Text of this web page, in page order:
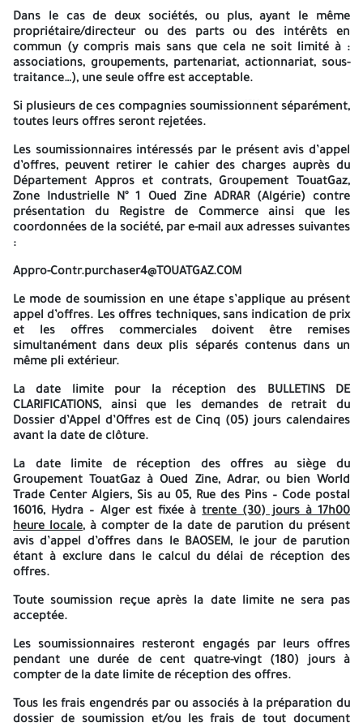
soumission et/ou les frais de tout document additionnel qui
serait éventuellement demandé dans ce cadre par le
Groupement TouatGaz restent à la charge exclusive du
soumissionnaire. La langue contractuelle est le Français. A -=-=-=-
4514
AVIS D’APPEL D’OFFRES NATIONAL ET INTERNATIONAL RESTREINT
Réf. TEC-25-012
Le Groupement TouatGaz, association entre Sonatrach et E&E
ALGERIA Touat BV, dont le siège social est situé à : Groupement
TouatGaz Zone Industrielle N° 1 OUED ZINE ADRAR (Algérie), lance
un appel d’offres à la concurrence nationale ouvert pour :
POUR LE GROUPEMENT TOUATGAZ A OUED ZINE – ADRAR’
TouatGaz, organe conjoint entre les compagnies Sonatrach et
E&E Algeria Touat BV est en charge du développement et de
l’exploitation de neuf champs de gaz situés dans le sud-ouest
Algérien.
Dans le cas de deux sociétés, ou plus, ayant le même
propriétaire/directeur ou des parts ou des intérêts en commun
(y compris mais sans que cela ne soit limité à : associations,
groupements, partenariat, actionnariat, sous-traitance…), une
Si plusieurs de ces compagnies soumissionnent séparément,
toutes leurs offres seront rejetées.
Les soumissionnaires intéressés par le présent avis d’appel
d’offres, peuvent retirer le cahier des charges auprès du
Département Appros et contrats, Groupement TouatGaz, Zone
Industrielle N° 1 Oued Zine ADRAR (Algérie) contre présentation
du Registre de Commerce ainsi que les coordonnées de la
Appro-Contr.purchaser4@TOUATGAZ.COM
Le mode de soumission en une étape s’applique au présent appel
d’offres. Les offres techniques, sans indication de prix et les
offres commerciales doivent être remises simultanément dans
deux plis séparés contenus dans un même pli extérieur.
La date limite pour la réception des BULLETINS DE
4514
Dans le cas de deux sociétés, ou plus, ayant le même
propriétaire/directeur ou des parts ou des intérêts en
commun (y compris mais sans que cela ne soit limité à :
associations, groupements, partenariat, actionnariat, sous-
traitance…), une seule offre est acceptable.
Si plusieurs de ces compagnies soumissionnent séparément,
toutes leurs offres seront rejetées.
Les soumissionnaires intéressés par le présent avis d’appel
d’offres, peuvent retirer le cahier des charges auprès du
Département Appros et contrats, Groupement TouatGaz,
Zone Industrielle N° 1 Oued Zine ADRAR (Algérie) contre
présentation du Registre de Commerce ainsi que les
coordonnées de la société, par e-mail aux adresses suivantes
:
Appro-Contr.purchaser4@TOUATGAZ.COM
Le mode de soumission en une étape s’applique au présent
appel d’offres. Les offres techniques, sans indication de prix
et les offres commerciales doivent être remises
simultanément dans deux plis séparés contenus dans un
même pli extérieur.
La date limite pour la réception des BULLETINS DE
CLARIFICATIONS, ainsi que les demandes de retrait du
Dossier d’Appel d’Offres est de Cinq (05) jours calendaires
avant la date de clôture.
La date limite de réception des offres au siège du
Groupement TouatGaz à Oued Zine, Adrar, ou bien World
Trade Center Algiers, Sis au 05, Rue des Pins – Code postal
16016, Hydra – Alger est fixée àtrente (30) jours à 17h00
heure locale, à compter de la date de parution du présent
avis d’appel d’offres dans le BAOSEM, le jour de parution
étant à exclure dans le calcul du délai de réception des
offres.
Toute soumission reçue après la date limite ne sera pas
acceptée.
Les soumissionnaires resteront engagés par leurs offres
pendant une durée de cent quatre-vingt (180) joursà
compter de la date limite de réception des offres.
Tous les frais engendrés par ou associés à la préparation du
dossier de soumission et/ou les frais de tout document